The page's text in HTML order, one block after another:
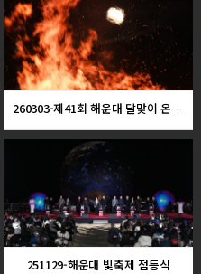
260303-제41회 해운대 달맞이 온천축제
251129-해운대 빛축제 점등식